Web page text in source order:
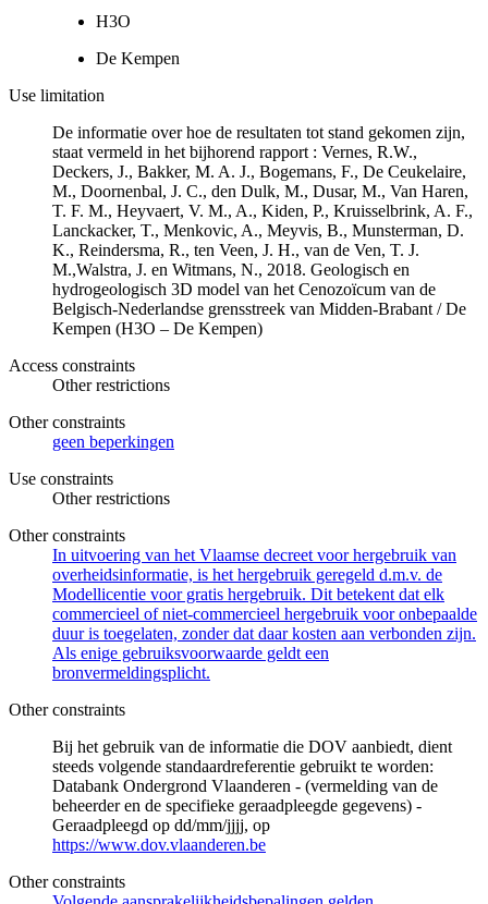
H3O
De Kempen
Use limitation
De informatie over hoe de resultaten tot stand gekomen zijn,
staat vermeld in het bijhorend rapport : Vernes, R.W.,
Deckers, J., Bakker, M. A. J., Bogemans, F., De Ceukelaire,
M., Doornenbal, J. C., den Dulk, M., Dusar, M., Van Haren,
T. F. M., Heyvaert, V. M., A., Kiden, P., Kruisselbrink, A. F.,
Lanckacker, T., Menkovic, A., Meyvis, B., Munsterman, D.
K., Reindersma, R., ten Veen, J. H., van de Ven, T. J.
M.,Walstra, J. en Witmans, N., 2018. Geologisch en
hydrogeologisch 3D model van het Cenozoïcum van de
Belgisch-Nederlandse grensstreek van Midden-Brabant / De
Kempen (H3O – De Kempen)
Access constraints
Other restrictions
Other constraints
geen beperkingen
Use constraints
Other restrictions
Other constraints
In uitvoering van het Vlaamse decreet voor hergebruik van
overheidsinformatie, is het hergebruik geregeld d.m.v. de
Modellicentie voor gratis hergebruik. Dit betekent dat elk
commercieel of niet-commercieel hergebruik voor onbepaalde
duur is toegelaten, zonder dat daar kosten aan verbonden zijn.
Als enige gebruiksvoorwaarde geldt een
bronvermeldingsplicht.
Other constraints
Bij het gebruik van de informatie die DOV aanbiedt, dient
steeds volgende standaardreferentie gebruikt te worden:
Databank Ondergrond Vlaanderen - (vermelding van de
beheerder en de specifieke geraadpleegde gegevens) -
Geraadpleegd op dd/mm/jjjj, op
https://www.dov.vlaanderen.be
Other constraints